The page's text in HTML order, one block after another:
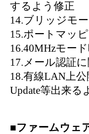
するよう修正
14.ブリッジモ
15.ポートマッ
16.40MHzモー
17.メール認証
18.有線LAN上
Update等出来る
■ファームウェ